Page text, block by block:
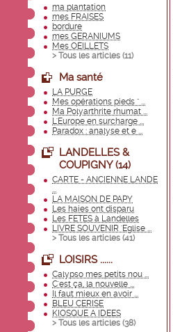
ma plantation
mes FRAISES
bordure
mes GERANIUMS
Mes OEILLETS
> Tous les articles (11)
Ma santé
LA PURGE
Mes opérations pieds " ...
Ma Polyarthrite rhumat ...
L'Europe en surcharge ...
Paradox : analyse et e ...
LANDELLES &
COUPIGNY (14)
CARTE - ANCIENNE LANDE
...
LA MAISON DE PAPY
Les haies ont disparu
Les FETES à Landelles
LIVRE SOUVENIR 'Eglise ...
> Tous les articles (41)
LOISIRS ......
Calypso mes petits nou ...
C'est ça, la nouvelle ...
Il faut mieux en avoir ...
BLEU CERISE
KIOSQUE A IDEES
> Tous les articles (38)